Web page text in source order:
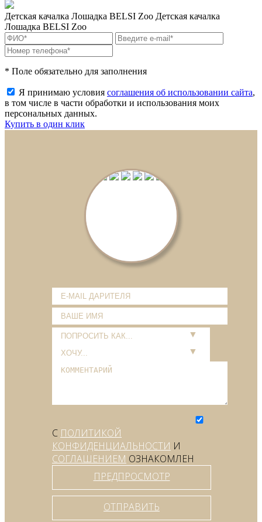
Детская качалка Лошадка BELSI Zoo Детская качалка
Лошадка BELSI Zoo
* Поле обязательно для заполнения
Я принимаю условия соглашения об использовании сайта,
в том числе в части обработки и использования моих
персональных данных.
Купить в один клик
С ПОЛИТИКОЙ
КОНФИДЕНЦИАЛЬНОСТИ И
СОГЛАШЕНИЕМ ОЗНАКОМЛЕН
ПРЕДПРОСМОТР
ОТПРАВИТЬ